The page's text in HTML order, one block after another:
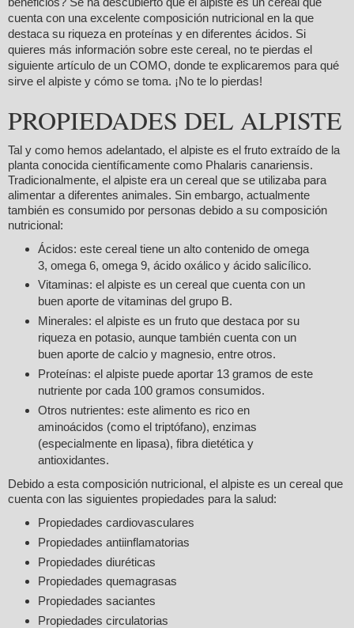
cuenta con una excelente composición nutricional en la que
destaca su riqueza en proteínas y en diferentes ácidos. Si
quieres más información sobre este cereal, no te pierdas el
siguiente artículo de un COMO, donde te explicaremos para qué
sirve el alpiste y cómo se toma. ¡No te lo pierdas!
PROPIEDADES DEL ALPISTE
Tal y como hemos adelantado, el alpiste es el fruto extraído de la
planta conocida científicamente como Phalaris canariensis.
Tradicionalmente, el alpiste era un cereal que se utilizaba para
alimentar a diferentes animales. Sin embargo, actualmente
también es consumido por personas debido a su composición
nutricional:
Ácidos: este cereal tiene un alto contenido de omega
3, omega 6, omega 9, ácido oxálico y ácido salicílico.
Vitaminas: el alpiste es un cereal que cuenta con un
buen aporte de vitaminas del grupo B.
Minerales: el alpiste es un fruto que destaca por su
riqueza en potasio, aunque también cuenta con un
buen aporte de calcio y magnesio, entre otros.
Proteínas: el alpiste puede aportar 13 gramos de este
nutriente por cada 100 gramos consumidos.
Otros nutrientes: este alimento es rico en
aminoácidos (como el triptófano), enzimas
(especialmente en lipasa), fibra dietética y
antioxidantes.
Debido a esta composición nutricional, el alpiste es un cereal que
cuenta con las siguientes propiedades para la salud:
Propiedades cardiovasculares
Propiedades antiinflamatorias
Propiedades diuréticas
Propiedades quemagrasas
Propiedades saciantes
Propiedades circulatorias